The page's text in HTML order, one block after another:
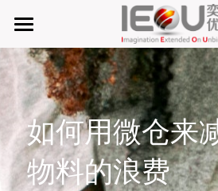
首页
微仓
D系微仓（热销）
产品与服务
如何用微仓来
物料的浪费